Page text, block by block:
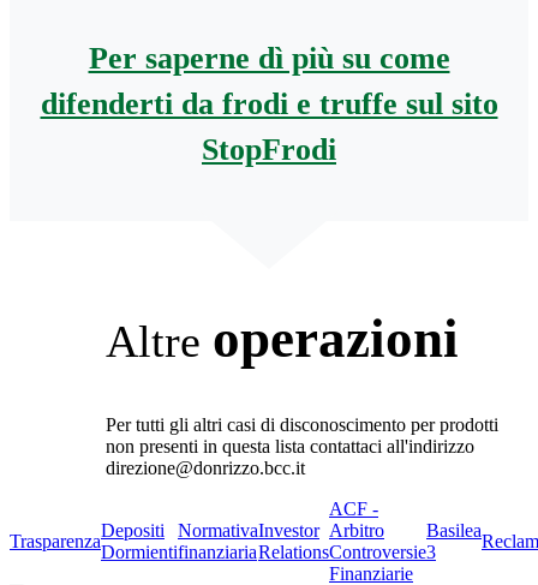
Per saperne dì più su come
difenderti da frodi e truffe sul sito
StopFrodi
Altre operazioni
Per tutti gli altri casi di disconoscimento per prodotti
non presenti in questa lista contattaci all'indirizzo
direzione@donrizzo.bcc.it
Trasparenza
Depositi
Dormienti
Normativa
finanziaria
Investor
Relations
ACF -
Arbitro
Controversie
Finanziarie
Basilea
3